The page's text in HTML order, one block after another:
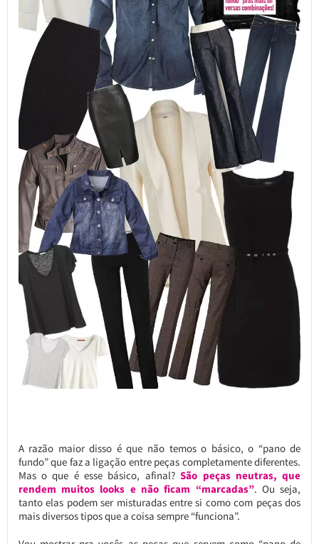
A razão maior disso é que não temos o básico, o “pano de
fundo” que faz a ligação entre peças completamente diferentes.
Mas o que é esse básico, afinal?São peças neutras, que
rendem muitos looks e não ficam “marcadas”. Ou seja,
tanto elas podem ser misturadas entre si como com peças dos
mais diversos tipos que a coisa sempre “funciona”.